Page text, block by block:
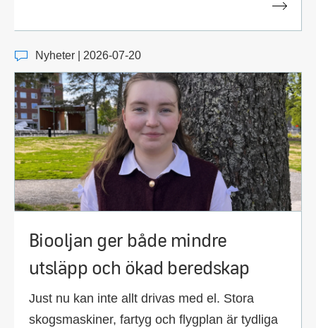
Nyheter | 2026-07-20
Biooljan ger både mindre
utsläpp och ökad beredskap
Just nu kan inte allt drivas med el. Stora
skogsmaskiner, fartyg och flygplan är tydliga